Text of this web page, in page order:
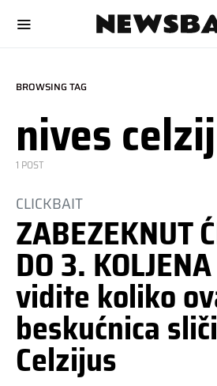
BROWSING TAG
nives
1 POST
CLICKBAIT
ZABEZEKNUT
DO 3.
vidite koliko
beskućnica
Celzijus